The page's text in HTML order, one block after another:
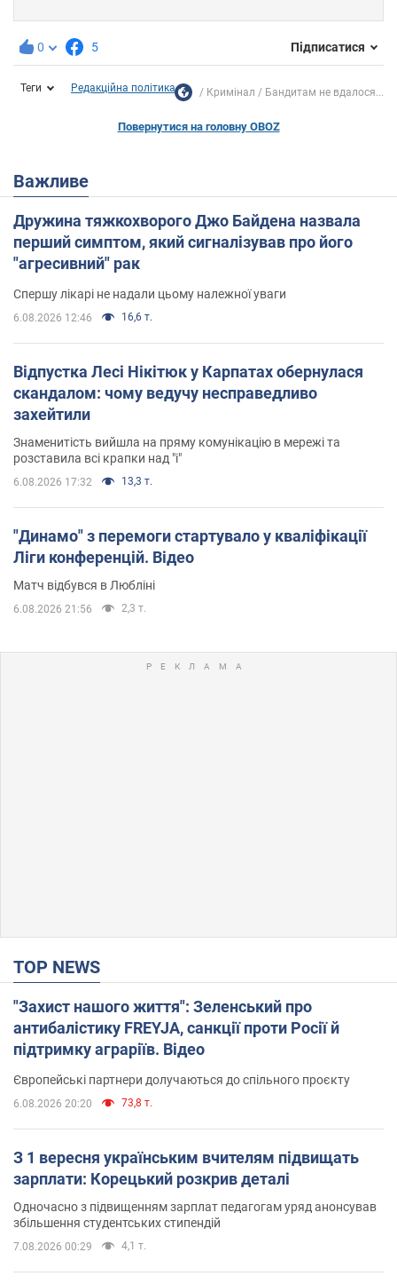
0 5 Підписатися
Теги Редакційна політика Кримінал Бандитам не вдалося...
Повернутися на головну OBOZ
Важливе
Дружина тяжкохворого Джо Байдена назвала
перший симптом, який сигналізував про його
"агресивний" рак
Спершу лікарі не надали цьому належної уваги
6.08.2026 12:46 16,6 т.
Відпустка Лесі Нікітюк у Карпатах обернулася
скандалом: чому ведучу несправедливо
захейтили
Знаменитість вийшла на пряму комунікацію в мережі та
розставила всі крапки над "і"
6.08.2026 17:32 13,3 т.
"Динамо" з перемоги стартувало у кваліфікації
Ліги конференцій. Відео
Матч відбувся в Любліні
6.08.2026 21:56 2,3 т.
TOP NEWS
"Захист нашого життя": Зеленський про
антибалістику FREYJA, санкції проти Росії й
підтримку аграріїв. Відео
Європейські партнери долучаються до спільного проєкту
6.08.2026 20:20 73,8 т.
З 1 вересня українським вчителям підвищать
зарплати: Корецький розкрив деталі
Одночасно з підвищенням зарплат педагогам уряд анонсував
збільшення студентських стипендій
7.08.2026 00:29 4,1 т.